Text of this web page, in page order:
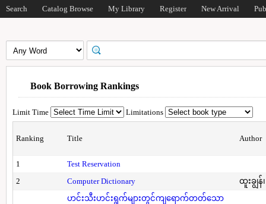
Search Catalog Browse My Library Register New Arrival
Book Borrowing Rankings
Limit Time Limitations
Ranking Title Author
1
Test Reservation
2
Computer Dictionary ထူးချွန်
ဟင်းသီးဟင်းရွက်များတွင်ကျရောက်တတ်သော